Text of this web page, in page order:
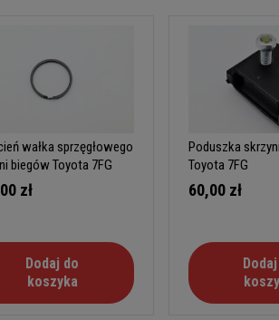
wałka sprzęgłowego
biegów Toyota 7FG
zł
Dodaj do
koszyka
Poduszka
Toyota 7FG
60,00 zł